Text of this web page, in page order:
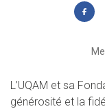
L’UQAM et sa
générosité et la